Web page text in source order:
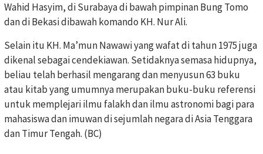
Wahid Hasyim, di Surabaya di bawah pimpinan Bung Tomo
dan di Bekasi dibawah komando KH. Nur Ali.
Selain itu KH. Ma’mun Nawawi yang wafat di tahun 1975 juga
dikenal sebagai cendekiawan. Setidaknya semasa hidupnya,
beliau telah berhasil mengarang dan menyusun 63 buku
atau kitab yang umumnya merupakan buku-buku referensi
untuk memplejari ilmu falakh dan ilmu astronomi bagi para
mahasiswa dan imuwan di sejumlah negara di Asia Tenggara
dan Timur Tengah. (BC)